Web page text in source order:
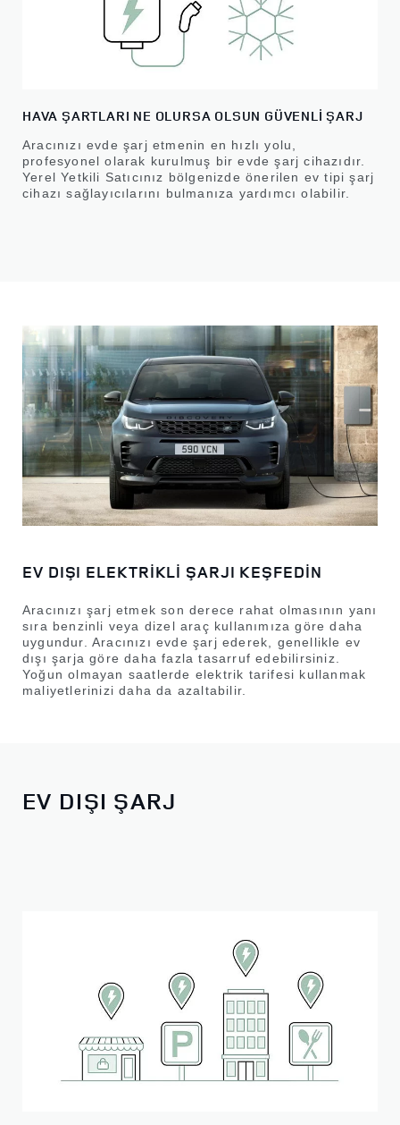
HAVA ŞARTLARI NE OLURSA OLSUN GÜVENLİ ŞARJ
Aracınızı evde şarj etmenin en hızlı yolu,
profesyonel olarak kurulmuş bir evde şarj cihazıdır.
Yerel Yetkili Satıcınız bölgenizde önerilen ev tipi şarj
cihazı sağlayıcılarını bulmanıza yardımcı olabilir.
EV DIŞI ELEKTRİKLİ ŞARJI KEŞFEDİN
Aracınızı şarj etmek son derece rahat olmasının yanı
sıra benzinli veya dizel araç kullanımıza göre daha
uygundur. Aracınızı evde şarj ederek, genellikle ev
dışı şarja göre daha fazla tasarruf edebilirsiniz.
Yoğun olmayan saatlerde elektrik tarifesi kullanmak
maliyetlerinizi daha da azaltabilir.
EV DIŞI ŞARJ